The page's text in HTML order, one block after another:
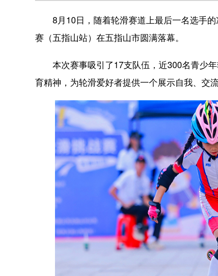
8月10日，随着轮滑赛道上最后一名选手的
赛（五指山站）在五指山市圆满落幕。
本次赛事吸引了17支队伍，近300名青少年
育精神，为轮滑爱好者提供一个展示自我、交